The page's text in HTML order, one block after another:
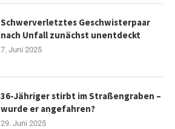
Schwerverletztes Geschwisterpaar
nach Unfall zunächst unentdeckt
7. Juni 2025
36-Jähriger stirbt im Straßengraben –
wurde er angefahren?
29. Juni 2025